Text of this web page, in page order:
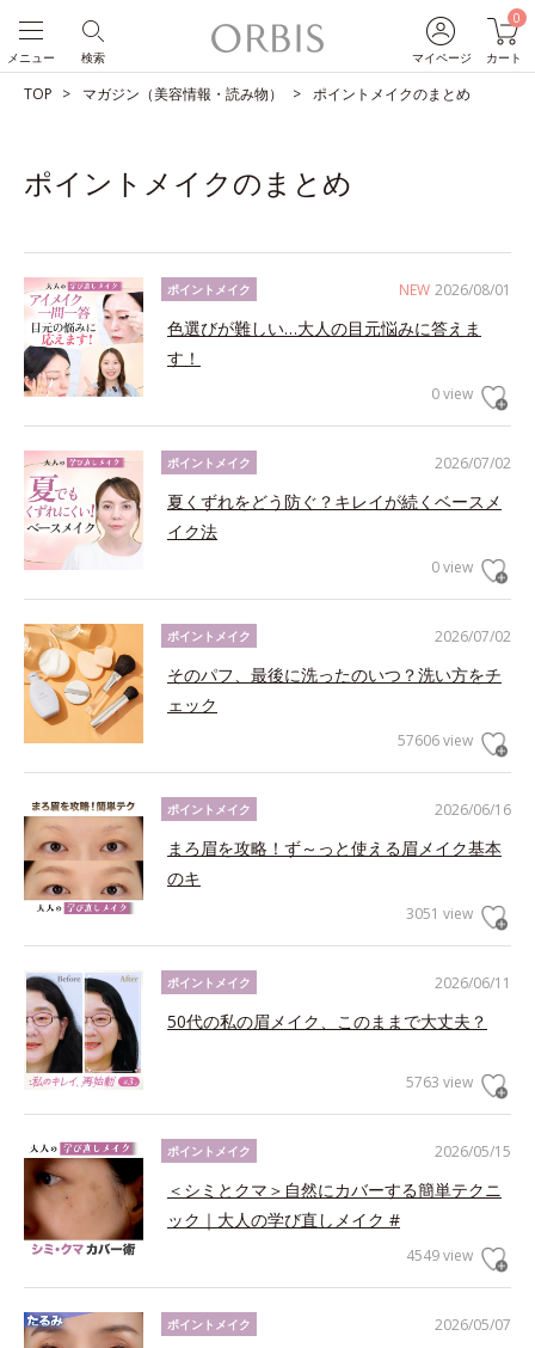
マイページ
0
カート
検索
メニュー
TOP マガジン（美容情報・読み物） ポイントメイクのまとめ
ポイントメイクのまとめ
NEW 2026/08/01
ポイントメイク
色選びが難しい…大人の目元悩みに答えま
す！
0 view
2026/07/02
ポイントメイク
夏くずれをどう防ぐ？キレイが続くベースメ
イク法
0 view
2026/07/02
ポイントメイク
そのパフ、最後に洗ったのいつ？洗い方をチ
ェック
57606 view
2026/06/16
ポイントメイク
まろ眉を攻略！ず～っと使える眉メイク基本
のキ
3051 view
2026/06/11
ポイントメイク
50代の私の眉メイク、このままで大丈夫？
5763 view
2026/05/15
ポイントメイク
＜シミとクマ＞自然にカバーする簡単テクニ
ック｜大人の学び直しメイク #
4549 view
2026/05/07
ポイントメイク